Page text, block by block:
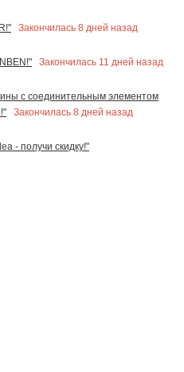
Закончилась 8 дней назад
Закончилась 11 дней назад
с соединительным элементом
Закончилась 8 дней назад
- получи скидку!"